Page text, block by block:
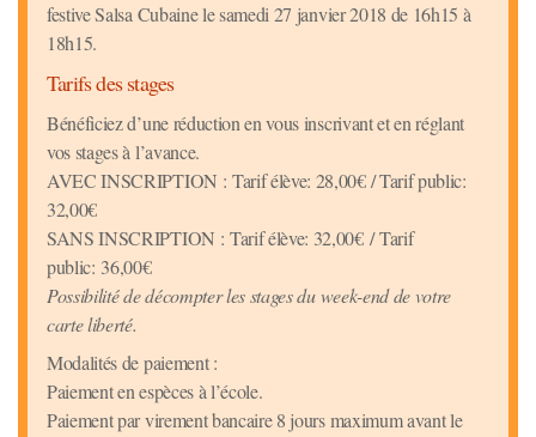
festive Salsa Cubaine le samedi 27 janvier 2018 de 16h15 à
18h15.
Tarifs des stages
Bénéficiez d’une réduction en vous inscrivant et en réglant
vos stages à l’avance.
AVEC INSCRIPTION : Tarif élève: 28,00€ / Tarif public:
32,00€
SANS INSCRIPTION : Tarif élève: 32,00€ / Tarif
public: 36,00€
Possibilité de décompter les stages du week-end de votre
carte liberté.
Modalités de paiement :
Paiement en espèces à l’école.
Paiement par virement bancaire 8 jours maximum avant le